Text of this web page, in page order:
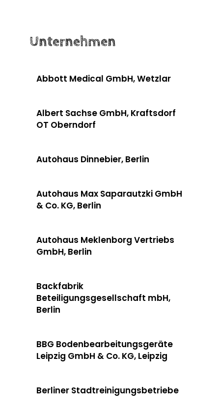
Unternehmen
Abbott Medical GmbH, Wetzlar
Albert Sachse GmbH, Kraftsdorf
OT Oberndorf
Autohaus Dinnebier, Berlin
Autohaus Max Saparautzki GmbH
& Co. KG, Berlin
Autohaus Meklenborg Vertriebs
GmbH, Berlin
Backfabrik
Beteiligungsgesellschaft mbH,
Berlin
BBG Bodenbearbeitungsgeräte
Leipzig GmbH & Co. KG, Leipzig
Berliner Stadtreinigungsbetriebe